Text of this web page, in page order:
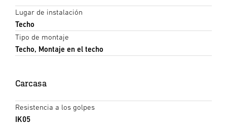
Lugar de instalación
Techo
Tipo de montaje
Techo, Montaje en el techo
Carcasa
Resistencia a los golpes
IK05